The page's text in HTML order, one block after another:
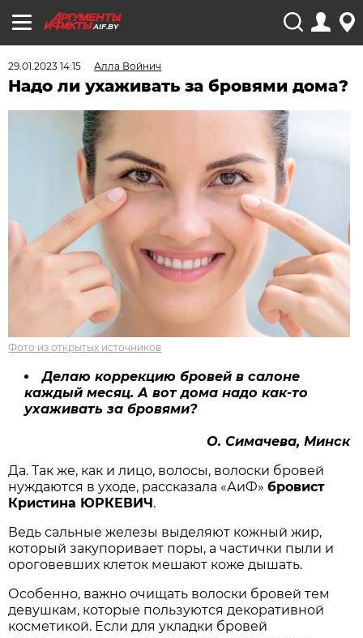
AIF.BY
29.01.2023 14:15 Алла Войнич
Надо ли ухаживать за бровями дома?
Фото из открытых источников
Делаю коррекцию бровей в салоне
каждый месяц. А вот дома надо как-то
ухаживать за бровями?
О. Симачева, Минск
Да. Так же, как и лицо, волосы, волоски бровей
нуждаются в уходе, рассказала «АиФ»бровист
Кристина ЮРКЕВИЧ.
Ведь сальные железы выделяют кожный жир,
который закупоривает поры, а частички пыли и
ороговевших клеток мешают коже дышать.
Особенно, важно очищать волоски бровей тем
девушкам, которые пользуются декоративной
косметикой. Если для укладки бровей